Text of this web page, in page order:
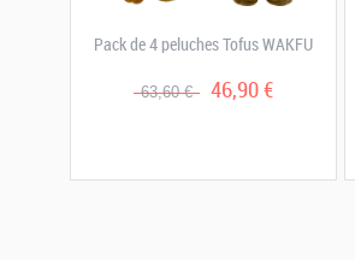
Pack de 4 peluches Tofus WAKFU
63,60 € 46,90 €